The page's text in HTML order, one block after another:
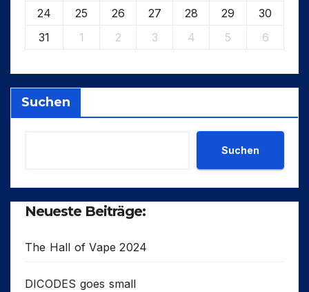
24
25 26 27 28 29
30
31
1 2 3 4 5 6
Suchen
Suchen
Neueste Beiträge:
The Hall of Vape 2024
DICODES goes small